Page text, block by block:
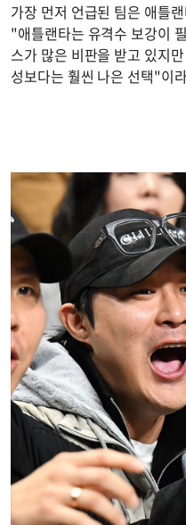
가장 먼저 언급된 팀은 애틀
"애틀랜타는 유격수 보강이
스가 많은 비판을 받고 있지
성보다는 훨씬 나은 선택"이